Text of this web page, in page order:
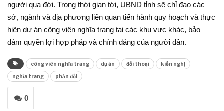
người qua đời. Trong thời gian tới, UBND tỉnh sẽ chỉ đạo các
sở, ngành và địa phương liên quan tiến hành quy hoạch và thực
hiện dự án công viên nghĩa trang tại các khu vực khác, bảo
đảm quyền lợi hợp pháp và chính đáng của người dân.
công viên nghĩa trang dự án đối thoại kiến nghị
nghĩa trang phản đối
0